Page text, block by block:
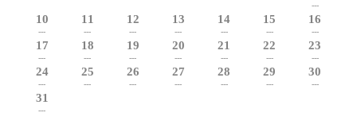
---
10
---
11
---
12
---
13
---
14
---
15
---
16
---
17
---
18
---
19
---
20
---
21
---
22
---
23
---
24
---
25
---
26
---
27
---
28
---
29
---
30
---
31
---